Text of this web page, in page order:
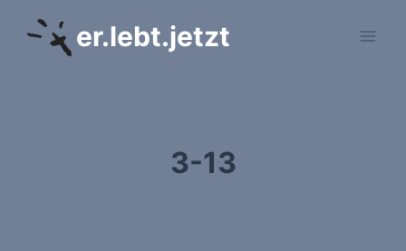
Inhalt
springen
er.lebt.jetzt
3-13